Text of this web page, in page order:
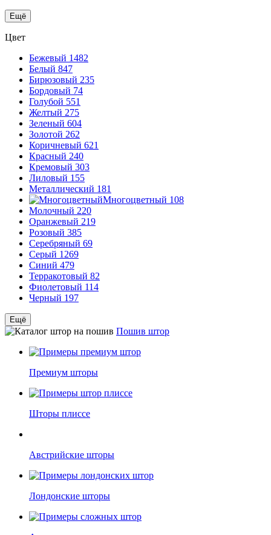
Ещё
Цвет
Бежевый 1482
Белый 847
Бирюзовый 235
Бордовый 74
Голубой 551
Желтый 275
Зеленый 604
Золотой 262
Коричневый 621
Красный 240
Кремовый 303
Лиловый 155
Металлический 181
Многоцветный 108
Молочный 220
Оранжевый 219
Розовый 385
Серебряный 69
Серый 1269
Синий 479
Терракотовый 82
Фиолетовый 114
Черный 197
Ещё
Пошив штор
Премиум шторы
Шторы плиссе
Австрийские шторы
Лондонские шторы